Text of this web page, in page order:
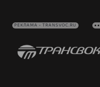
РЕКЛАМА • TRANSVOC.RU